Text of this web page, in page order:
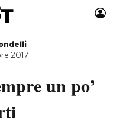
Moda
Libri
2017
un po’